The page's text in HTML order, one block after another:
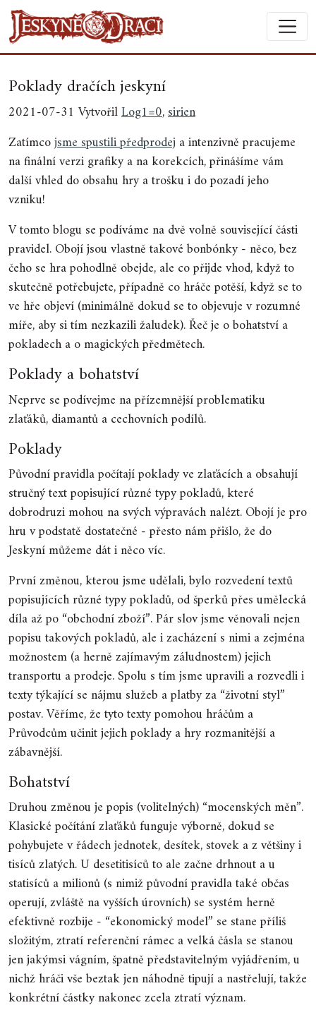
Poklady dračích jeskyní
2021-07-31 VytvořilLog1=0,sirien
Zatímcojsme spustili předprodej a intenzivně pracujeme
na finální verzi grafiky a na korekcích, přinášíme vám
další vhled do obsahu hry a trošku i do pozadí jeho
vzniku!
V tomto blogu se podíváme na dvě volně související části
pravidel. Obojí jsou vlastně takové bonbónky - něco, bez
čeho se hra pohodlně obejde, ale co přijde vhod, když to
skutečně potřebujete, případně co hráče potěší, když se to
ve hře objeví (minimálně dokud se to objevuje v rozumné
míře, aby si tím nezkazili žaludek). Řeč je o bohatství a
pokladech a o magických předmětech.
Poklady a bohatství
Neprve se podívejme na přízemnější problematiku
zlaťáků, diamantů a cechovních podílů.
Poklady
Původní pravidla počítají poklady ve zlaťácích a obsahují
stručný text popisující různé typy pokladů, které
dobrodruzi mohou na svých výpravách nalézt. Obojí je pro
hru v podstatě dostatečné - přesto nám přišlo, že do
Jeskyní můžeme dát i něco víc.
První změnou, kterou jsme udělali, bylo rozvedení textů
popisujících různé typy pokladů, od šperků přes umělecká
díla až po “obchodní zboží”. Pár slov jsme věnovali nejen
popisu takových pokladů, ale i zacházení s nimi a zejména
možnostem (a herně zajímavým záludnostem) jejich
transportu a prodeje. Spolu s tím jsme upravili a rozvedli i
texty týkající se nájmu služeb a platby za “životní styl”
postav. Věříme, že tyto texty pomohou hráčům a
Průvodcům učinit jejich poklady a hry rozmanitější a
zábavnější.
Bohatství
Druhou změnou je popis (volitelných) “mocenských měn”.
Klasické počítání zlaťáků funguje výborně, dokud se
pohybujete v řádech jednotek, desítek, stovek a z většiny i
tisíců zlatých. U desetitisíců to ale začne drhnout a u
statisíců a milionů (s nimiž původní pravidla také občas
operují, zvláště na vyšších úrovních) se systém herně
efektivně rozbije - “ekonomický model” se stane příliš
složitým, ztratí referenční rámec a velká čásla se stanou
jen jakýmsi vágním, špatně představitelným vyjádřením, u
nichž hráči vše beztak jen náhodně tipují a nastřelují, takže
konkrétní částky nakonec zcela ztratí význam.